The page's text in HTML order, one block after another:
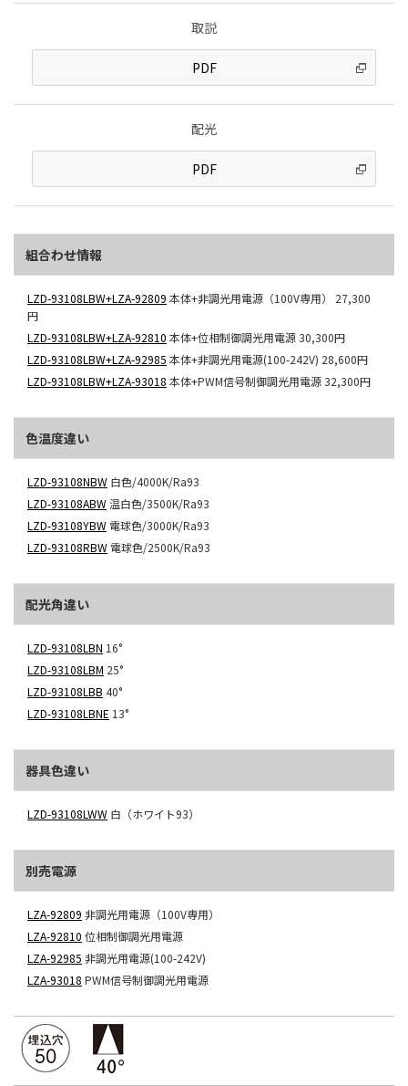
取説
PDF
配光
PDF
組合わせ情報
LZD-93108LBW+LZA-92809 本体+非調光用電源（100V専用） 27,300
円
LZD-93108LBW+LZA-92810 本体+位相制御調光用電源30,300円
LZD-93108LBW+LZA-92985 本体+非調光用電源(100-242V) 28,600円
LZD-93108LBW+LZA-93018 本体+PWM信号制御調光用電源32,300円
色温度違い
LZD-93108NBW 白色/4000K/Ra93
LZD-93108ABW温白色/3500K/Ra93
LZD-93108YBW 電球色/3000K/Ra93
LZD-93108RBW 電球色/2500K/Ra93
配光角違い
LZD-93108LBN 16°
LZD-93108LBM 25°
LZD-93108LBB 40°
LZD-93108LBNE 13°
器具色違い
LZD-93108LWW 白（ホワイト93）
別売電源
LZA-92809 非調光用電源（100V専用）
LZA-92810 位相制御調光用電源
LZA-92985 非調光用電源(100-242V)
LZA-93018 PWM信号制御調光用電源